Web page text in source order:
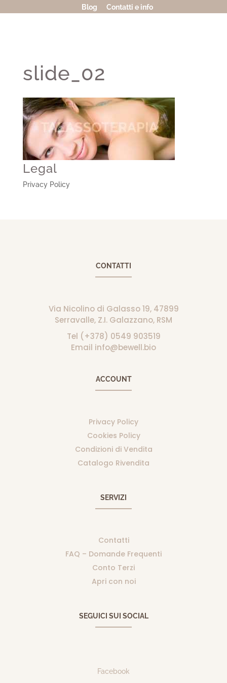
Blog Contatti e info
slide_02
Legal
Privacy Policy
CONTATTI
Via Nicolino di Galasso 19, 47899
Serravalle, Z.I. Galazzano, RSM
Tel (+378) 0549 903519
Email info@bewell.bio
ACCOUNT
Privacy Policy
Cookies Policy
Condizioni di Vendita
Catalogo Rivendita
SERVIZI
Contatti
FAQ – Domande Frequenti
Conto Terzi
Apri con noi
SEGUICI SUI SOCIAL
Facebook